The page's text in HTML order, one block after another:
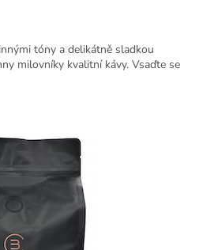
tóny a delikátně sladkou
milovníky kvalitní kávy. Vsaďte se